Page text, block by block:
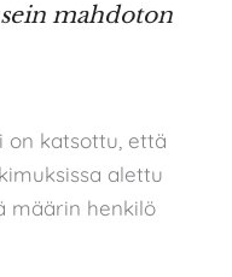
mahdoton
on katsottu, että
alettu
määrin henkilö